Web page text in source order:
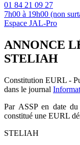
01 84 21 09 27
7h00 à 19h00 (non
Espace JAL-Pro
ANNONCE
STELIAH
Constitution EURL -
dans le journal
Par ASSP en date
constitué une EURL
STELIAH